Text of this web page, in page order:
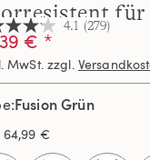
für
4.1 (279)
€ *
MwSt. zzgl.
Fusion Grün
64,99 €